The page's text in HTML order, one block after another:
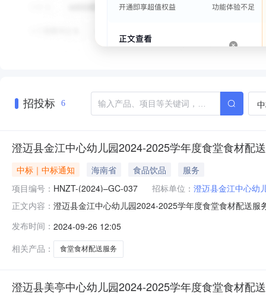
招投标 6
澄迈县金江中心幼儿园2024-2025学年度食堂食材配
中标｜中标通知 海南省 食品饮品
服务
项目编号： HNZT-(2024)–GC-037 招标单位： 澄迈县金江中心幼
正文内容： 澄迈县金江中心幼儿园2024-2025学年度食堂食材配送
201室包组或产品名称：/下浮率(%)：3.2000000四、主
发布时间： 2024-09-26 12:05
相关产品：
食堂食材配送服务
澄迈县美亭中心幼儿园2024-2025学年度食堂食材配